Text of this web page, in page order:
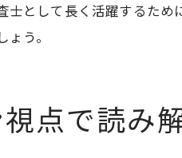
士として長く活躍するた
う。
点で読み